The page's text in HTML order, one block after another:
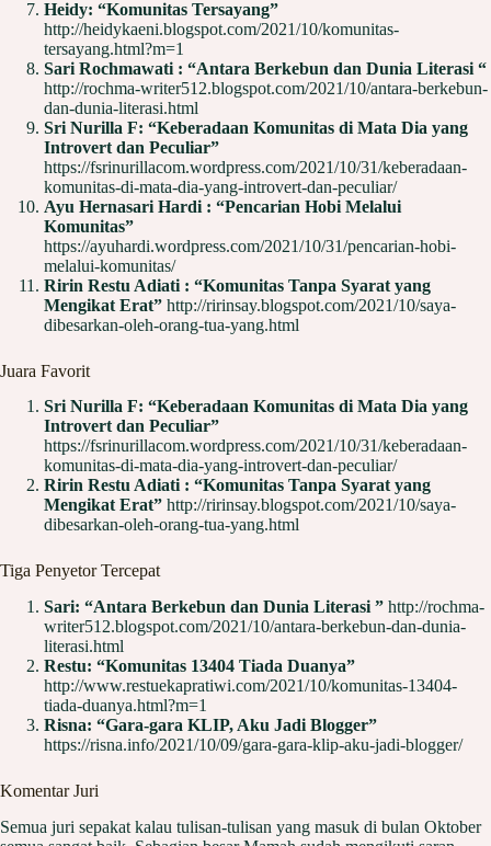
Heidy: “Komunitas Tersayang”
http://heidykaeni.blogspot.com/2021/10/komunitas-
tersayang.html?m=1
Sari Rochmawati : “Antara Berkebun dan Dunia Literasi “
http://rochma-writer512.blogspot.com/2021/10/antara-berkebun-
dan-dunia-literasi.html
Sri Nurilla F: “Keberadaan Komunitas di Mata Dia yang
Introvert dan Peculiar”
https://fsrinurillacom.wordpress.com/2021/10/31/keberadaan-
komunitas-di-mata-dia-yang-introvert-dan-peculiar/
Ayu Hernasari Hardi : “Pencarian Hobi Melalui
Komunitas”
https://ayuhardi.wordpress.com/2021/10/31/pencarian-hobi-
melalui-komunitas/
Ririn Restu Adiati : “Komunitas Tanpa Syarat yang
Mengikat Erat” http://ririnsay.blogspot.com/2021/10/saya-
dibesarkan-oleh-orang-tua-yang.html
Juara Favorit
Sri Nurilla F: “Keberadaan Komunitas di Mata Dia yang
Introvert dan Peculiar”
https://fsrinurillacom.wordpress.com/2021/10/31/keberadaan-
komunitas-di-mata-dia-yang-introvert-dan-peculiar/
Ririn Restu Adiati : “Komunitas Tanpa Syarat yang
Mengikat Erat” http://ririnsay.blogspot.com/2021/10/saya-
dibesarkan-oleh-orang-tua-yang.html
Tiga Penyetor Tercepat
Sari: “Antara Berkebun dan Dunia Literasi ” http://rochma-
writer512.blogspot.com/2021/10/antara-berkebun-dan-dunia-
literasi.html
Restu: “Komunitas 13404 Tiada Duanya”
http://www.restuekapratiwi.com/2021/10/komunitas-13404-
tiada-duanya.html?m=1
Risna: “Gara-gara KLIP, Aku Jadi Blogger”
https://risna.info/2021/10/09/gara-gara-klip-aku-jadi-blogger/
Komentar Juri
Semua juri sepakat kalau tulisan-tulisan yang masuk di bulan Oktober